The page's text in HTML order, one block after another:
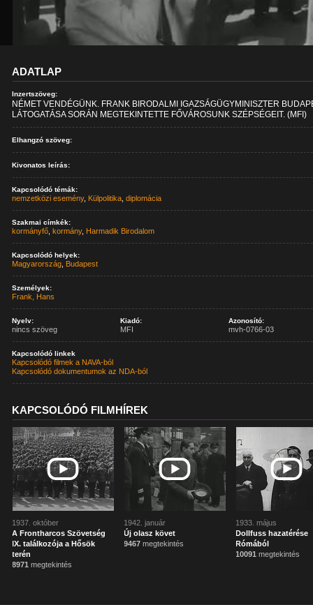
ADATLAP
Inzertszöveg:
NÉMET VENDÉGÜNK. FRANK BIRODALMI IGAZSÁGÜGYMINISZTER
LÁTOGATÁSA SORÁN MEGTEKINTETTE FŐVÁROSUNK SZÉPSÉGEIT. (MFI)
Elhangzó szöveg:
Kivonatos leírás:
Kapcsolódó témák:
nemzetközi esemény, Külpolitika ,diplomácia
Szakmai címkék:
kormányfő ,kormány, Harmadik Birodalom
Kapcsolódó helyek:
Magyarország Budapest
Személyek:
Frank, Hans
Nyelv:
nincs szöveg
Kiadó:
MFI
Azonosító:
mvh-0766-03
Kapcsolódó linkek
Kapcsolódó filmek a NAVA-ból
Kapcsolódó dokumentumok az NDA-ból
KAPCSOLÓDÓ FILMHÍREK
1937. október
A Frontharcos Szövetség
IX. találkozója a Hősök
terén
8971 megtekintés
1942. január
Új olasz követ
9467 megtekintés
1933. május
Dollfuss hazatérése
Rómából
10091 megtekintés